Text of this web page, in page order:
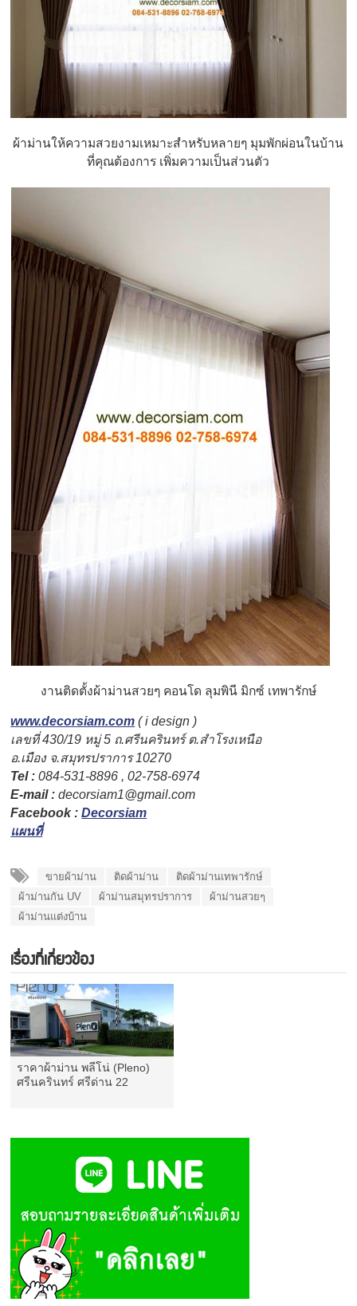
ผ้าม่านให้ความสวยงามเหมาะสำหรับหลายๆ มุมพักผ่อนในบ้าน
ที่คุณต้องการ เพิ่มความเป็นส่วนตัว
งานติดตั้งผ้าม่านสวยๆ คอนโด ลุมพินี มิกซ์ เทพารักษ์
www.decorsiam.com ( i design )
เลขที่ 430/19 หมู่ 5 ถ.ศรีนครินทร์ ต.สำโรงเหนือ
อ.เมือง จ.สมุทรปราการ 10270
Tel : 084-531-8896 , 02-758-6974
E-mail : decorsiam1@gmail.com
Facebook : Decorsiam
แผนที่
ขายผ้าม่าน ติดผ้าม่าน
ติดผ้าม่านเทพารักษ์
ผ้าม่านกัน UV
ผ้าม่านสมุทรปราการ
ผ้าม่านสวยๆ
ผ้าม่านแต่งบ้าน
เรื่องที่เกี่ยวข้อง
ราคาผ้าม่าน พลีโน่ (Pleno)
ศรีนครินทร์ ศรีด่าน 22